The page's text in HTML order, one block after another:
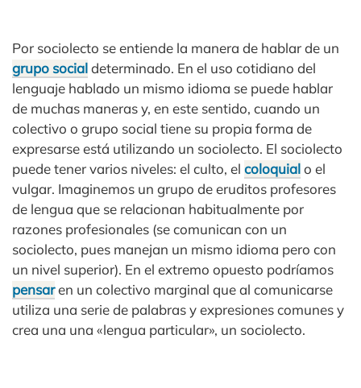
Por sociolecto se entiende la manera de hablar de un
grupo socialdeterminado. En el uso cotidiano del
lenguaje hablado un mismo idioma se puede hablar
de muchas maneras y, en este sentido, cuando un
colectivo o grupo social tiene su propia forma de
expresarse está utilizando un sociolecto. El sociolecto
puede tener varios niveles: el culto, el coloquialo el
vulgar. Imaginemos un grupo de eruditos profesores
de lengua que se relacionan habitualmente por
razones profesionales (se comunican con un
sociolecto, pues manejan un mismo idioma pero con
un nivel superior). En el extremo opuesto podríamos
pensaren un colectivo marginal que al comunicarse
utiliza una serie de palabras y expresiones comunes y
crea una una «lengua particular», un sociolecto.